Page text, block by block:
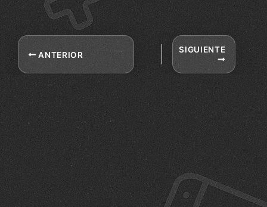
ANTERIOR
SIGUIENTE